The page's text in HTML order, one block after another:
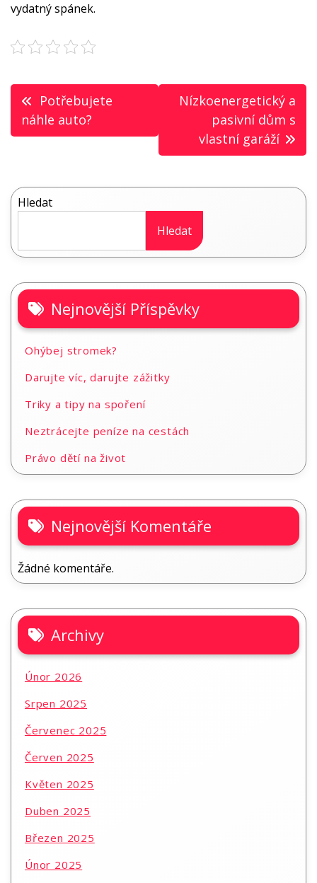
vydatný spánek.
Navigace
pro
Potřebujete
náhle auto?
Nízkoenergetický a
pasivní dům s
vlastní garáží
Hledat
Hledat
Nejnovější Příspěvky
Ohýbej stromek?
Darujte víc, darujte zážitky
Triky a tipy na spoření
Neztrácejte peníze na cestách
Právo dětí na život
Nejnovější Komentáře
Žádné komentáře.
Archivy
Únor 2026
Srpen 2025
Červenec 2025
Červen 2025
Květen 2025
Duben 2025
Březen 2025
Únor 2025